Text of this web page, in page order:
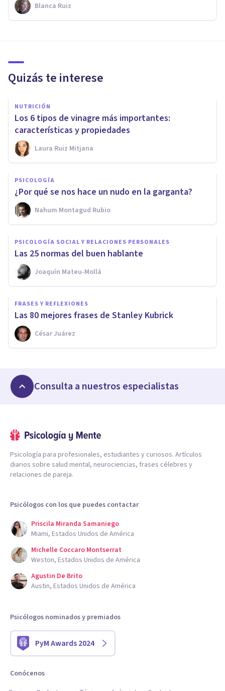
Blanca Ruiz
Quizás te interese
NUTRICIÓN
Los 6 tipos de vinagre más importantes:
características y propiedades
Laura Ruiz Mitjana
PSICOLOGÍA
¿Por qué se nos hace un nudo en la garganta?
Nahum Montagud Rubio
PSICOLOGÍA SOCIAL Y RELACIONES PERSONALES
Las 25 normas del buen hablante
Joaquín Mateu-Mollá
FRASES Y REFLEXIONES
Las 80 mejores frases de Stanley Kubrick
César Juárez
Consulta a nuestros especialistas
Psicología para profesionales, estudiantes y curiosos. Artículos
diarios sobre salud mental, neurociencias, frases célebres y
relaciones de pareja.
Psicólogos con los que puedes contactar
Priscila Miranda Samaniego
Miami, Estados Unidos de América
Michelle Coccaro Montserrat
Weston, Estados Unidos de América
Agustin De Brito
Austin, Estados Unidos de América
Psicólogos nominados y premiados
PyM Awards 2024
Conócenos